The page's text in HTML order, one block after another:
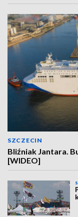
SZCZECIN
Bliźniak Jantara.
[WIDEO]